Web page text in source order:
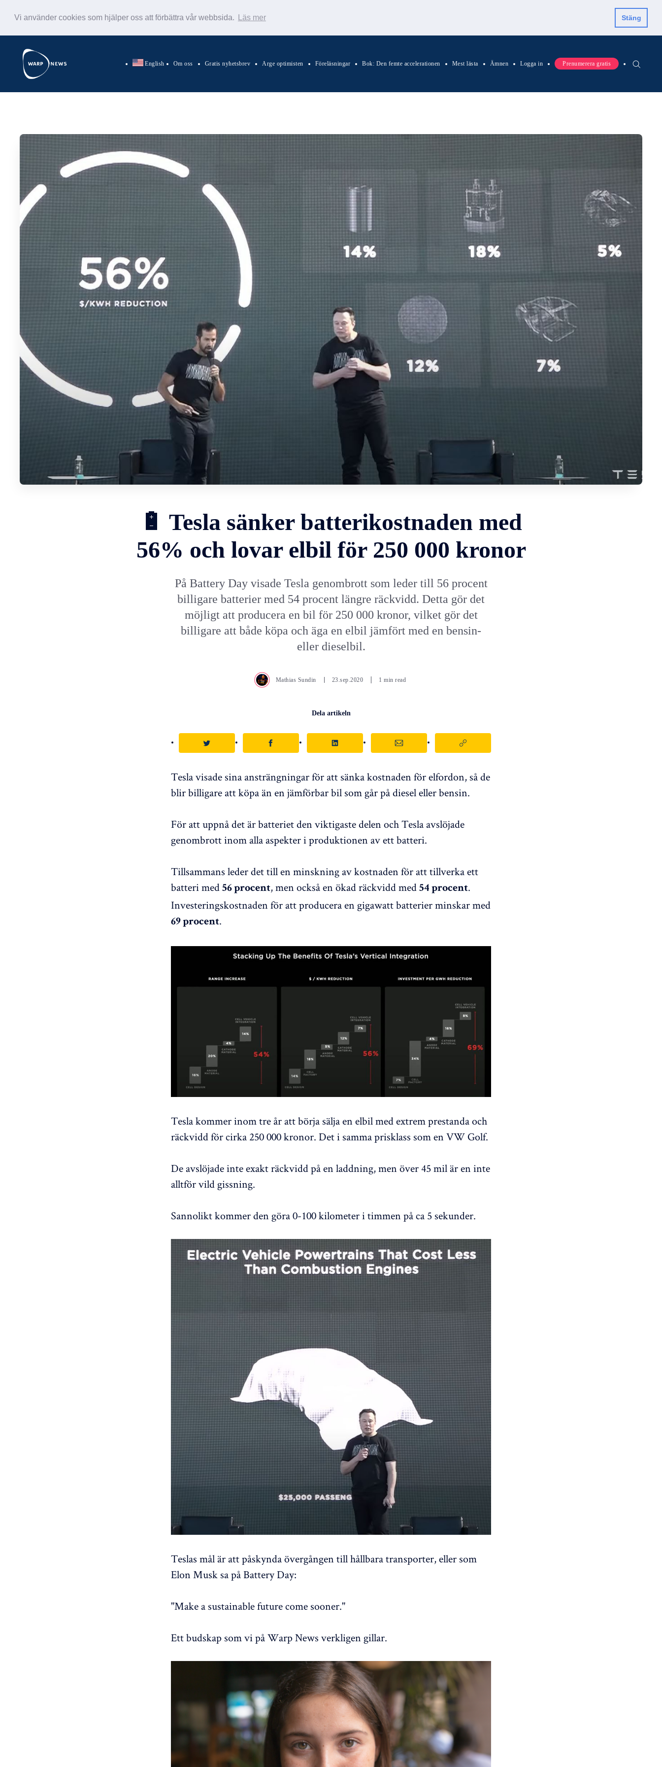
Vi använder cookies som hjälper oss att förbättra vår webbsida. Läs mer Stäng
English Om oss Gratis nyhetsbrev Arge optimisten Föreläsningar Bok: Den femte accelerationen Mest lästa Ämnen Logga in Prenumerera gratis
🔋 Tesla sänker batterikostnaden med
56% och lovar elbil för 250 000 kronor
På Battery Day visade Tesla genombrott som leder till 56 procent
billigare batterier med 54 procent längre räckvidd. Detta gör det
möjligt att producera en bil för 250 000 kronor, vilket gör det
billigare att både köpa och äga en elbil jämfört med en bensin-
eller dieselbil.
Mathias Sundin 23.sep.2020 1 min read
Dela artikeln
Tesla visade sina ansträngningar för att sänka kostnaden för elfordon, så de
blir billigare att köpa än en jämförbar bil som går på diesel eller bensin.
För att uppnå det är batteriet den viktigaste delen och Tesla avslöjade
genombrott inom alla aspekter i produktionen av ett batteri.
Tillsammans leder det till en minskning av kostnaden för att tillverka ett
batteri med 56 procent, men också en ökad räckvidd med 54 procent.
Investeringskostnaden för att producera en gigawatt batterier minskar med
69 procent.
Tesla kommer inom tre år att börja sälja en elbil med extrem prestanda och
räckvidd för cirka 250 000 kronor. Det i samma prisklass som en VW Golf.
De avslöjade inte exakt räckvidd på en laddning, men över 45 mil är en inte
alltför vild gissning.
Sannolikt kommer den göra 0-100 kilometer i timmen på ca 5 sekunder.
Teslas mål är att påskynda övergången till hållbara transporter, eller som
Elon Musk sa på Battery Day:
"Make a sustainable future come sooner."
Ett budskap som vi på Warp News verkligen gillar.